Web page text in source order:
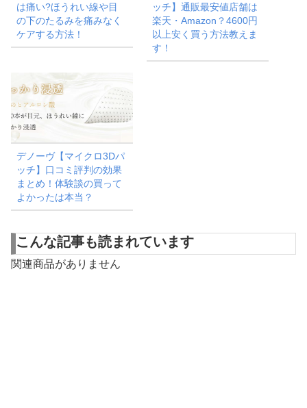
は痛い?ほうれい線や目
の下のたるみを痛みなく
ケアする方法！
ッチ】通販最安値店舗は
楽天・Amazon？4600円
以上安く買う方法教えま
す！
デノーヴ【マイクロ3Dパ
ッチ】口コミ評判の効果
まとめ！体験談の買って
よかったは本当？
こんな記事も読まれています
関連商品がありません